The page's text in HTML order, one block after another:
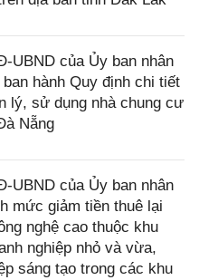
UBND của Ủy ban nhân
hành Quy định chi tiết
lý, sử dụng nhà chung cư
Nẵng
UBND của Ủy ban nhân
mức giảm tiền thuê lại
nghệ cao thuộc khu
nghiệp nhỏ và vừa,
sáng tạo trong các khu